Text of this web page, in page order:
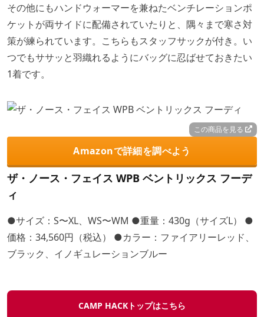
その他にもハンドウォーマーを兼ねたベンチレーションポ
ケットが両サイドに配備されていたりと、隅々まで寒さ対
策が練られています。こちらもスタッフサックが付き。い
つでもササッと羽織れるようにバッグに忍ばせておきたい
1着です。
この商品を見る
Amazonで詳細を調べよう
ザ・ノース・フェイス WPB ベントリックス フーデ
ィ
●サイズ：S〜XL、WS〜WM ●重量：430g（サイズL） ●
価格：34,560円（税込） ●カラー：ファイアリーレッド、
ブラック、イノギュレーションブルー
CAMP HACKトップはこちら